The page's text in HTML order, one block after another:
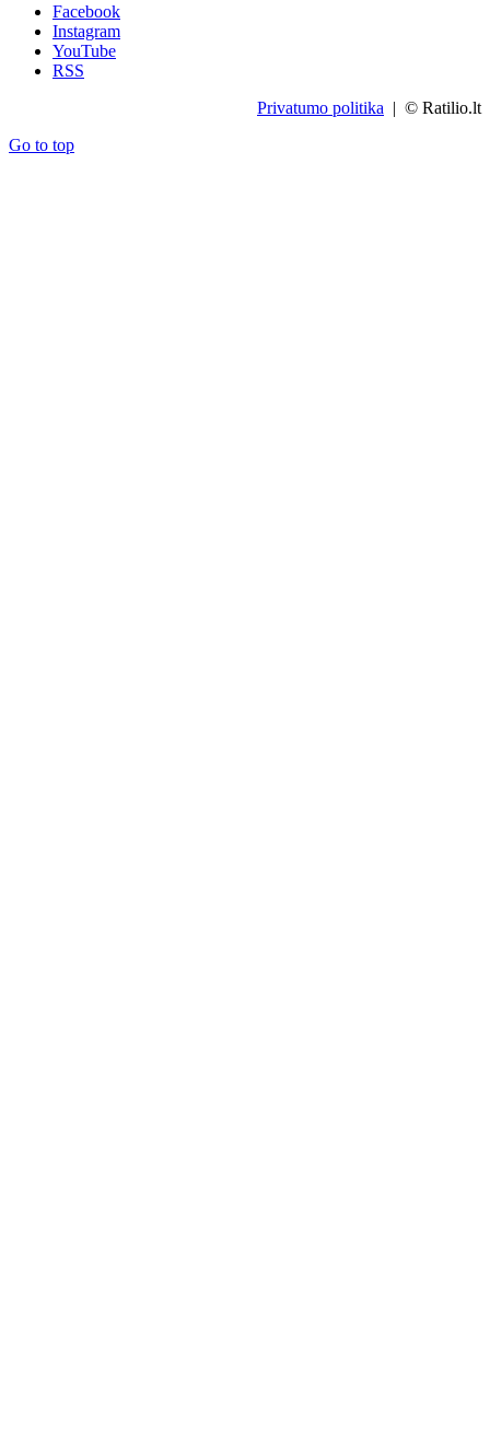
Facebook
Instagram
YouTube
RSS
Privatumo politika | © Ratilio.lt
Go to top